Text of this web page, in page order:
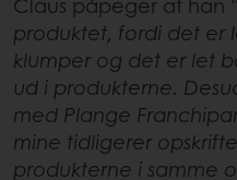
produktet, fordi det er
klumper og det er let
ud i produkterne.
med Plange
mine tidligerer
produkterne i samme